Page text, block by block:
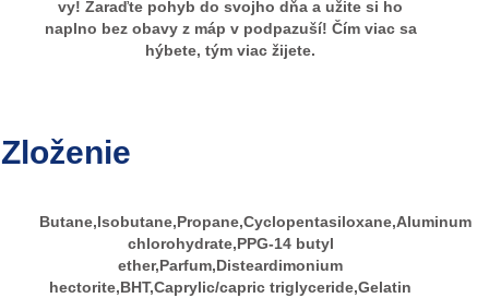
vy! Zaraďte pohyb do svojho dňa a užite si ho
naplno bez obavy z máp v podpazuší! Čím viac sa
hýbete, tým viac žijete.
Zloženie
Butane,Isobutane,Propane,Cyclopentasiloxane,Aluminum
chlorohydrate,PPG-14 butyl
ether,Parfum,Disteardimonium
hectorite,BHT,Caprylic/capric triglyceride,Gelatin